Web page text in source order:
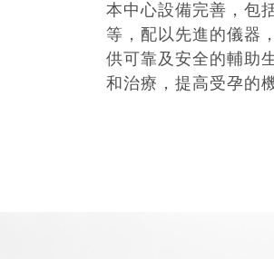
本中心設備完善，包
等，配以先進的儀器
供可靠及安全的輔助
和治療，提高受孕的